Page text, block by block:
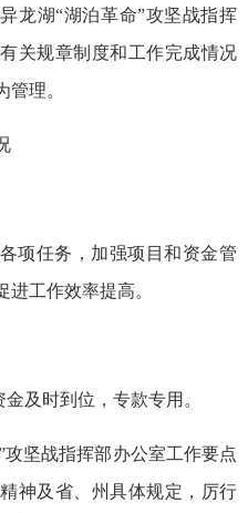
龙湖“湖泊革命”攻坚战指挥
关规章制度和工作完成情况
理。
项任务，加强项目和资金管
工作效率提高。
及时到位，专款专用。
攻坚战指挥部办公室工作要点
神及省、州具体规定，厉行